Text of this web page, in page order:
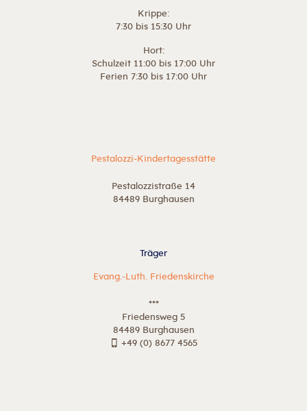
Krippe:
7:30 bis 15:30 Uhr
Hort:
Schulzeit 11:00 bis 17:00 Uhr
Ferien 7:30 bis 17:00 Uhr
Pestalozzi-Kindertagesstätte
Pestalozzistraße 14
84489 Burghausen
Träger
Evang.-Luth. Friedenskirche
***
Friedensweg 5
84489 Burghausen
+49 (0) 8677 4565